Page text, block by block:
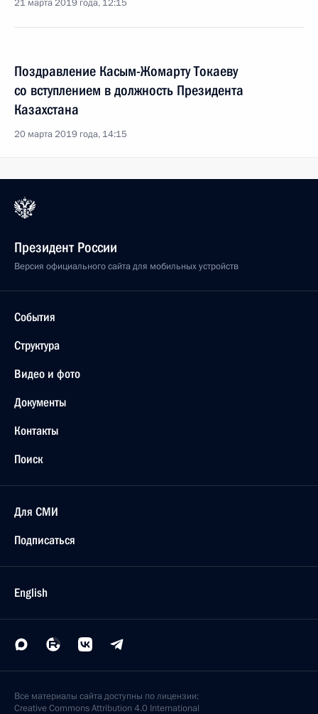
21 марта 2019 года, 12:15
Поздравление Касым-Жомарту Токаеву
со вступлением в должность Президента
Казахстана
20 марта 2019 года, 14:15
Президент России
Версия официального сайта для мобильных устройств
События
Структура
Видео и фото
Документы
Контакты
Поиск
Для СМИ
Подписаться
English
Все материалы сайта доступны по лицензии:
Creative Commons Attribution 4.0 International